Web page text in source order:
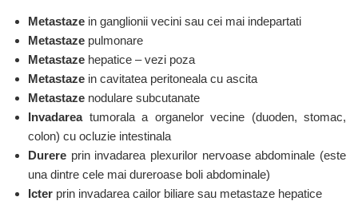
Metastaze in ganglionii vecini sau cei mai indepartati
Metastaze pulmonare
Metastaze hepatice – vezi poza
Metastaze in cavitatea peritoneala cu ascita
Metastaze nodulare subcutanate
Invadareatumorala a organelor vecine (duoden, stomac,
colon) cu ocluzie intestinala
Durere prin invadarea plexurilor nervoase abdominale (este
una dintre cele mai dureroase boli abdominale)
Icter prin invadarea cailor biliare sau metastaze hepatice